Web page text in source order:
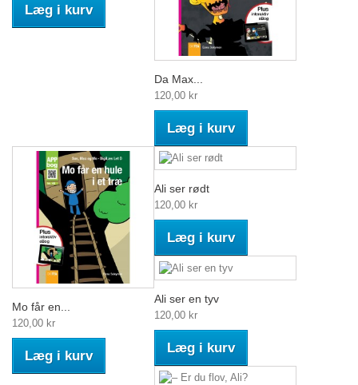
Læg i kurv
Da Max...
120,00 kr
Læg i kurv
Mo får en...
120,00 kr
Læg i kurv
Ali ser rødt
120,00 kr
Læg i kurv
Ali ser en tyv
120,00 kr
Læg i kurv